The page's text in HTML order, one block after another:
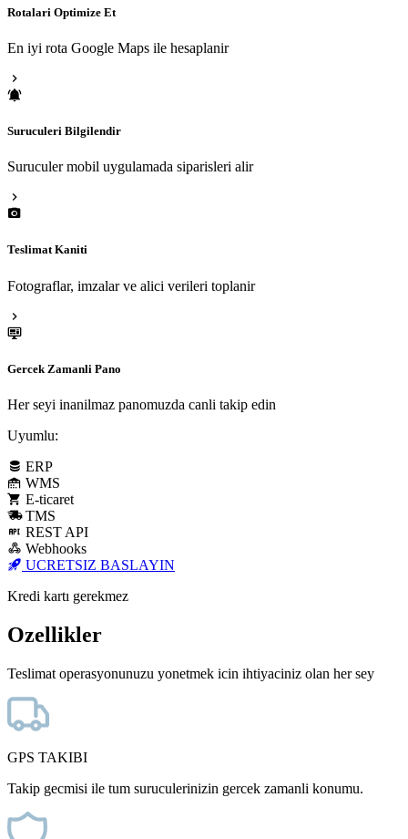
Rotalari Optimize Et
En iyi rota Google Maps ile hesaplanir
Suruculeri Bilgilendir
Suruculer mobil uygulamada siparisleri alir
Teslimat Kaniti
Fotograflar, imzalar ve alici verileri toplanir
Gercek Zamanli Pano
Her seyi inanilmaz panomuzda canli takip edin
Uyumlu:
ERP
WMS
E-ticaret
TMS
REST API
Webhooks
UCRETSIZ BASLAYIN
Kredi kartı gerekmez
Ozellikler
Teslimat operasyonunuzu yonetmek icin ihtiyaciniz olan her sey
GPS TAKIBI
Takip gecmisi ile tum suruculerinizin gercek zamanli konumu.